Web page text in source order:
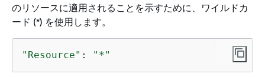
のリソースに適用されることを示すために、ワイルドカ
ード (*) を使用します。
"Resource" : "*"